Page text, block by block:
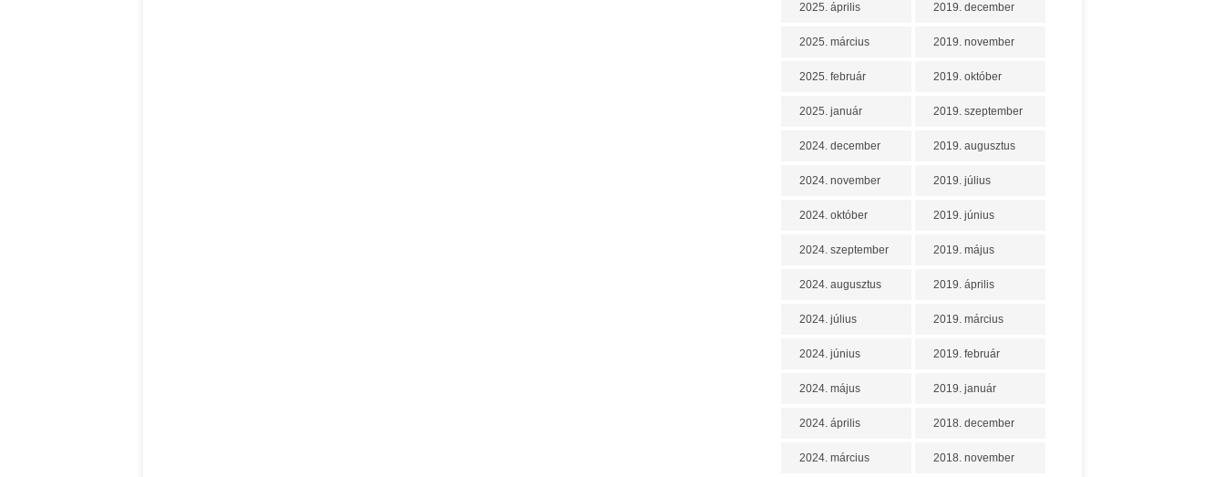
2025. április
2025. március
2025. február
2025. január
2024. december
2024. november
2024. október
2024. szeptember
2024. augusztus
2024. július
2024. június
2024. május
2024. április
2024. március
2019. december
2019. november
2019. október
2019. szeptember
2019. augusztus
2019. július
2019. június
2019. május
2019. április
2019. március
2019. február
2019. január
2018. december
2018. november